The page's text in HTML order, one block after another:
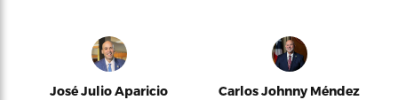
José Julio Aparicio
Carlos Johnny Méndez